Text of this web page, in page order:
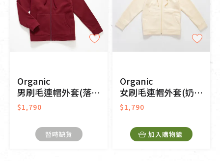
Organic
男刷毛連帽外套(落日紅)
$1,790
暫時缺貨
Organic
女刷毛連帽外套(奶油白)
$1,790
加入購物籃